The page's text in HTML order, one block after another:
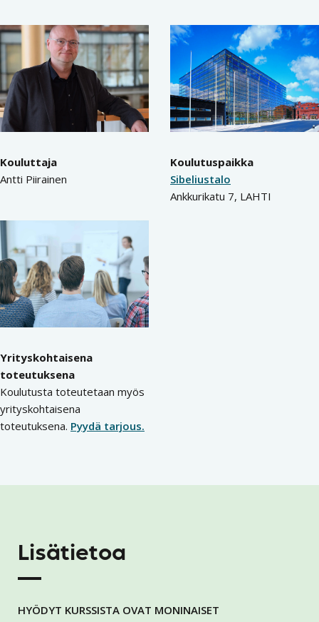
Kouluttaja
Antti Piirainen
Koulutuspaikka
Sibeliustalo
Ankkurikatu 7, LAHTI
Yrityskohtaisena
toteutuksena
Koulutusta toteutetaan myös
yrityskohtaisena
toteutuksena. Pyydä tarjous.
Lisätietoa
HYÖDYT KURSSISTA OVAT MONINAISET